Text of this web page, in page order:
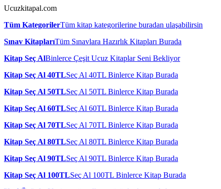
Ucuzkitapal.com
Tüm KategorilerTüm kitap kategorilerine buradan ulaşabilirsin
Sınav KitaplarıTüm Sınavlara Hazırlık Kitapları Burada
Kitap Seç AlBinlerce Çeşit Ucuz Kitaplar Seni Bekliyor
Kitap Seç Al 40TLSeç Al 40TL Binlerce Kitap Burada
Kitap Seç Al 50TLSeç Al 50TL Binlerce Kitap Burada
Kitap Seç Al 60TLSeç Al 60TL Binlerce Kitap Burada
Kitap Seç Al 70TLSeç Al 70TL Binlerce Kitap Burada
Kitap Seç Al 80TLSeç Al 80TL Binlerce Kitap Burada
Kitap Seç Al 90TLSeç Al 90TL Binlerce Kitap Burada
Kitap Seç Al 100TLSeç Al 100TL Binlerce Kitap Burada